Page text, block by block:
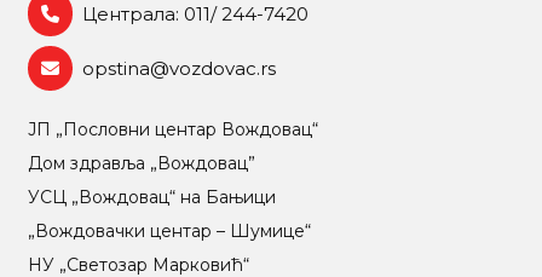
Централа: 011/ 244-7420
opstina@vozdovac.rs
ЈП „Пословни центар Вождовац“
Дом здравља „Вождовац”
УСЦ „Вождовац“ на Бањици
„Вождовачки центар – Шумице“
НУ „Светозар Марковић“